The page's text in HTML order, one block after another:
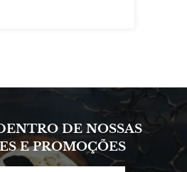
DE NOSSAS
E PROMOÇÕES